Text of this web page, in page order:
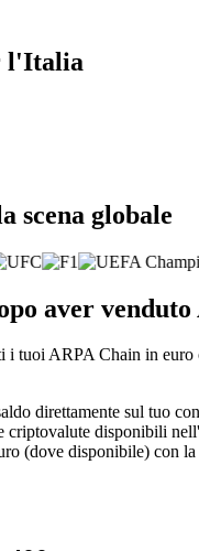
l'Italia
scena globale
aver
i tuoi ARPA Chain in euro
direttamente sul tuo
criptovalute disponibili
(dove disponibile) con